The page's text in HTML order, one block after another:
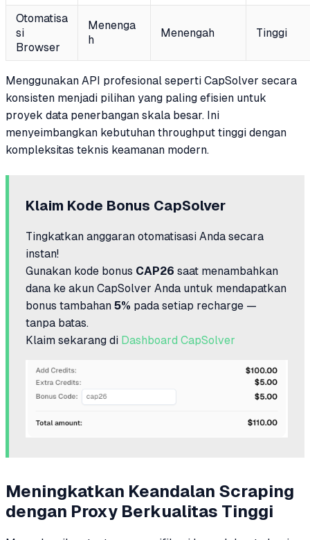
Otomatisa
si
Browser
Menenga
h
Menengah Tinggi
Menggunakan API profesional seperti CapSolver secara
konsisten menjadi pilihan yang paling efisien untuk
proyek data penerbangan skala besar. Ini
menyeimbangkan kebutuhan throughput tinggi dengan
kompleksitas teknis keamanan modern.
Klaim Kode Bonus CapSolver
Tingkatkan anggaran otomatisasi Anda secara
instan!
Gunakan kode bonus CAP26 saat menambahkan
dana ke akun CapSolver Anda untuk mendapatkan
bonus tambahan 5% pada setiap recharge —
tanpa batas.
Klaim sekarang di Dashboard CapSolver
Meningkatkan Keandalan Scraping
dengan Proxy Berkualitas Tinggi